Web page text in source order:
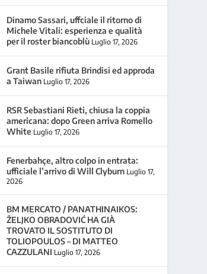
Dinamo Sassari, uffciale il ritorno di
Michele Vitali: esperienza e qualità
per il roster biancoblù Luglio 17, 2026
Grant Basile rifiuta Brindisi ed approda
a Taiwan Luglio 17, 2026
RSR Sebastiani Rieti, chiusa la coppia
americana: dopo Green arriva Romello
White Luglio 17, 2026
Fenerbahçe, altro colpo in entrata:
ufficiale l’arrivo di Will Clyburn Luglio 17,
2026
BM MERCATO / PANATHINAIKOS:
ŽELJKO OBRADOVIĆ HA GIÀ
TROVATO IL SOSTITUTO DI
TOLIOPOULOS – DI MATTEO
CAZZULANI Luglio 17, 2026